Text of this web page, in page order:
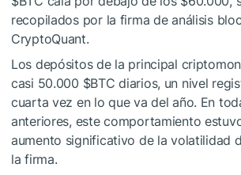
recopilados por la firma de análisis
CryptoQuant.
Los depósitos de la principal
casi 50.000 $BTC diarios, un nivel
cuarta vez en lo que va del año. En
anteriores, este comportamiento
aumento significativo de la volatilidad
la firma.